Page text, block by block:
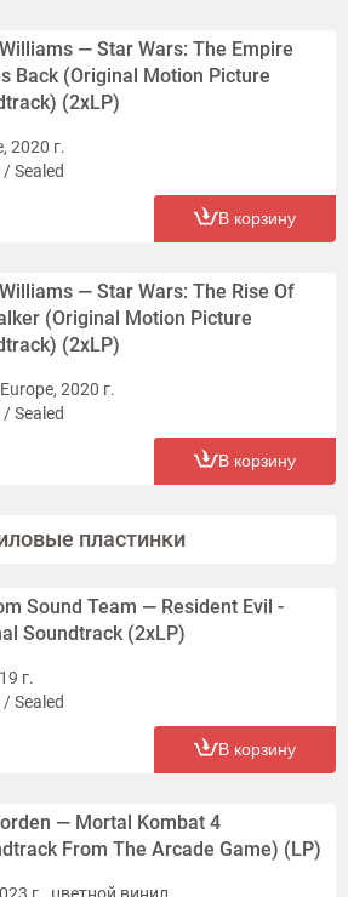
- The Extra-Terrestrial)
— Star Wars: The Empire
Back (Original Motion Picture
(2xLP)
2020 г.
Sealed
В корзину
— Star Wars: The Rise Of
(Original Motion Picture
(2xLP)
2020 г.
Sealed
В корзину
пластинки
Sound Team — Resident Evil -
Soundtrack (2xLP)
г.
Sealed
В корзину
— Mortal Kombat 4
From The Arcade Game) (LP)